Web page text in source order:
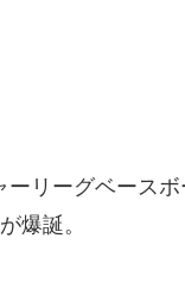
リーグベース
爆誕。